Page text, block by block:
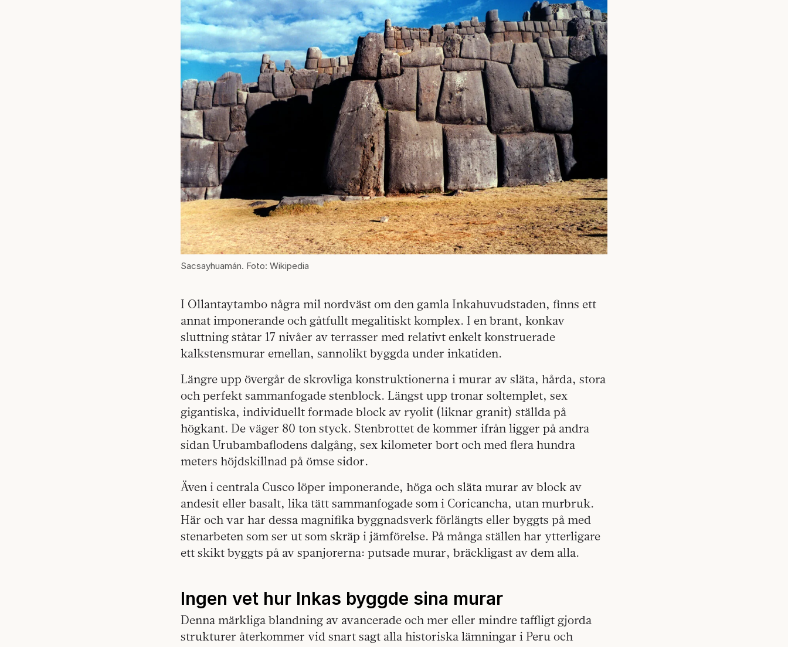
Sacsayhuamán. Foto: Wikipedia
I Ollantaytambo några mil nordväst om den gamla Inkahuvudstaden, finns ett
annat imponerande och gåtfullt megalitiskt komplex. I en brant, konkav
sluttning ståtar 17 nivåer av terrasser med relativt enkelt konstruerade
kalkstensmurar emellan, sannolikt byggda under inkatiden.
Längre upp övergår de skrovliga konstruktionerna i murar av släta, hårda, stora
och perfekt sammanfogade stenblock. Längst upp tronar soltemplet, sex
gigantiska, individuellt formade block av ryolit (liknar granit) ställda på
högkant. De väger 80 ton styck. Stenbrottet de kommer ifrån ligger på andra
sidan Urubambaflodens dalgång, sex kilometer bort och med flera hundra
meters höjdskillnad på ömse sidor.
Även i centrala Cusco löper imponerande, höga och släta murar av block av
andesit eller basalt, lika tätt sammanfogade som i Coricancha, utan murbruk.
Här och var har dessa magnifika byggnadsverk förlängts eller byggts på med
stenarbeten som ser ut som skräp i jämförelse. På många ställen har ytterligare
ett skikt byggts på av spanjorerna: putsade murar, bräckligast av dem alla.
Ingen vet hur Inkas byggde sina murar
Denna märkliga blandning av avancerade och mer eller mindre taffligt gjorda
strukturer återkommer vid snart sagt alla historiska lämningar i Peru och